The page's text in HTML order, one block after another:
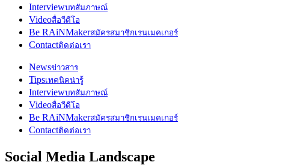
Interviewบทสัมภาษณ์
Videoสื่อวีดีโอ
Be RAiNMakerสมัครสมาชิกเรนเมคเกอร์
Contactติดต่อเรา
Newsข่าวสาร
Tipsเทคนิคน่ารู้
Interviewบทสัมภาษณ์
Videoสื่อวีดีโอ
Be RAiNMakerสมัครสมาชิกเรนเมคเกอร์
Contactติดต่อเรา
Social Media Landscape